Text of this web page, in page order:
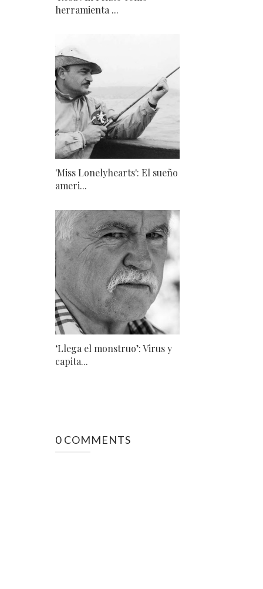
herramienta ...
'Miss Lonelyhearts': El sueño
ameri...
‘Llega el monstruo’: Virus y
capita...
0 COMMENTS